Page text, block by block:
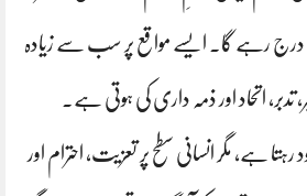
درج رہے گا۔ ایسے مواقع پر سب سے زیادہ
اتحاد اور ذمہ داری کی ہوتی ہے۔
ہے، مگر انسانی سطح پر تعزیت، احترام اور